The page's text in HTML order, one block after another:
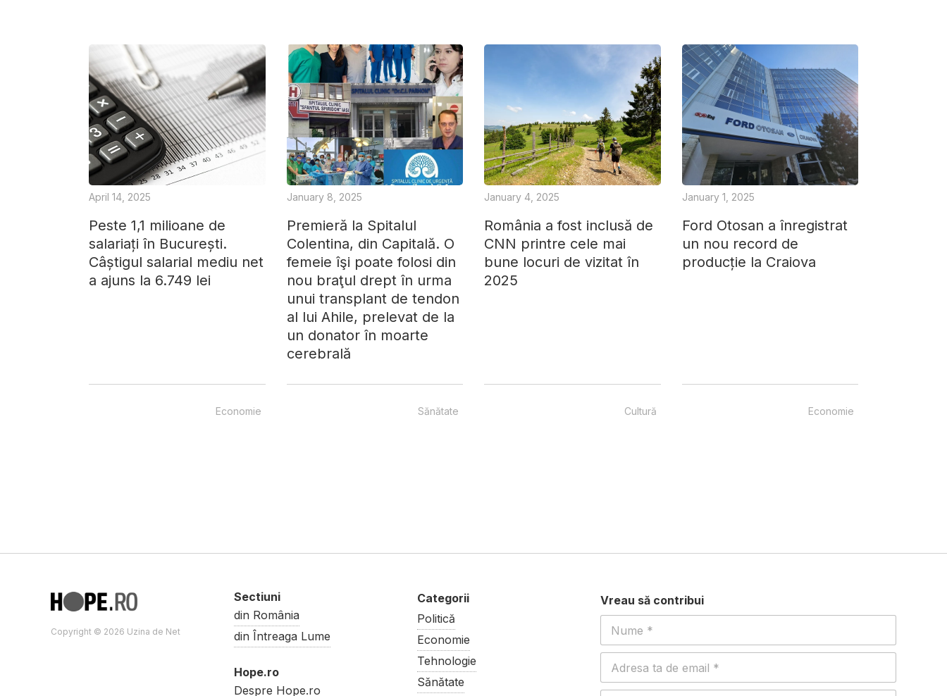
Peste 1,1 milioane de
salariați în București.
Câștigul salarial mediu net
a ajuns la 6.749 lei
April 14, 2025
Economie
Premieră la Spitalul
Colentina, din Capitală. O
femeie îşi poate folosi din
nou braţul drept în urma
unui transplant de tendon
al lui Ahile, prelevat de la
un donator în moarte
cerebrală
January 8, 2025
Sănătate
România a fost inclusă de
CNN printre cele mai
bune locuri de vizitat în
2025
January 4, 2025
Cultură
Ford Otosan a înregistrat
un nou record de
producție la Craiova
January 1, 2025
Economie
Copyright © 2026 Uzina de Net
Sectiuni
din România
din Întreaga Lume
Hope.ro
Despre Hope.ro
Politică
Economie
Tehnologie
Sănătate